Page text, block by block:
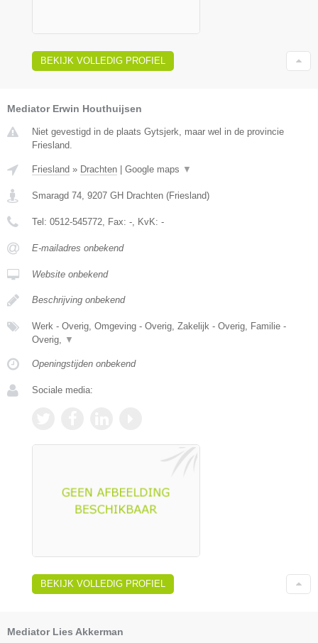
BEKIJK VOLLEDIG PROFIEL
Mediator Erwin Houthuijsen
Niet gevestigd in de plaats Gytsjerk, maar wel in de provincie
Friesland.
Friesland » Drachten Google maps ▼
Smaragd 74, 9207 GH Drachten (Friesland)
Tel: 0512-545772, Fax: -, KvK: -
E-mailadres onbekend
Website onbekend
Beschrijving onbekend
Werk - Overig, Omgeving - Overig, Zakelijk - Overig, Familie -
Overig, ▼
Openingstijden onbekend
Sociale media:
BEKIJK VOLLEDIG PROFIEL
Mediator Lies Akkerman